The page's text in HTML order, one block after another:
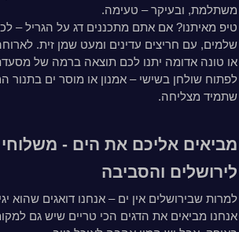
הערות נוספות:
משתלמת, ובעיקר – טעימה.
טיפ מאיתנו? אם אתם מתכננים דג על הגריל –
שלמים, עם חריצים עדינים ומעט שמן זית.
או טונה אדומה יתנו לכם תוצאה ברמה של
לפתוח שולחן בשישי – אמנון או מוסר ים בתנור
שתמיד מצליחה.
מביאים אליכם את הים - משלוחי
לירושלים והסביבה
למרות שבירושלים אין ים – אנחנו דואגים שהוא
אנחנו מביאים את הדגים הכי טריים שיש גם